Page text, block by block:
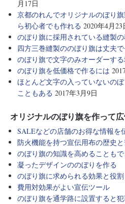
月17日
京都のれんでオリジナルのぼり
ら初心者でも作れる 2020年4月23
のぼり旗に採用されている縫製の
四方三巻縫製ののぼり旗は丈夫
のぼり旗で文字のみオーダーす
のぼり旗を低価格で作るには
ほとんど文字の入っていないの
こともある 2017年3月9日
オリジナルのぼり旗を作って
SALEなどの店舗のお得な情報を
防火機能を持つ宣伝用布の歴史と
のぼり旗の知識を高めることも
凝ったデザインののぼりを作る
のぼり旗に求められる効果と役割
費用対効果がよい宣伝ツール
のぼり旗を通学路に設置すると